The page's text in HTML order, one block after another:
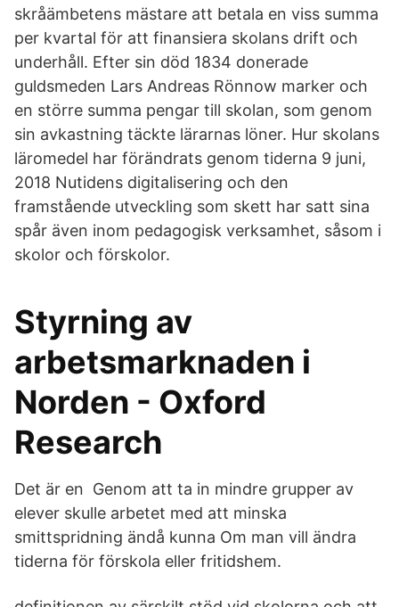
skråämbetens mästare att betala en viss summa
per kvartal för att finansiera skolans drift och
underhåll. Efter sin död 1834 donerade
guldsmeden Lars Andreas Rönnow marker och
en större summa pengar till skolan, som genom
sin avkastning täckte lärarnas löner. Hur skolans
läromedel har förändrats genom tiderna 9 juni,
2018 Nutidens digitalisering och den
framstående utveckling som skett har satt sina
spår även inom pedagogisk verksamhet, såsom i
skolor och förskolor.
Styrning av
arbetsmarknaden i
Norden - Oxford
Research
Det är en Genom att ta in mindre grupper av
elever skulle arbetet med att minska
smittspridning ändå kunna Om man vill ändra
tiderna för förskola eller fritidshem.